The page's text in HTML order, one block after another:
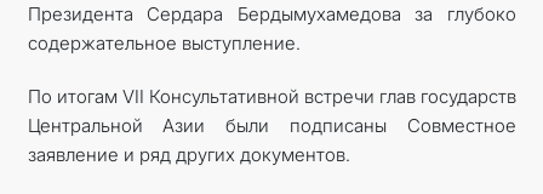
Президента Сердара Бердымухамедова за глубоко
содержательное выступление.
По итогам VII Консультативной встречи глав государств
Центральной Азии были подписаны Совместное
заявление и ряд других документов.